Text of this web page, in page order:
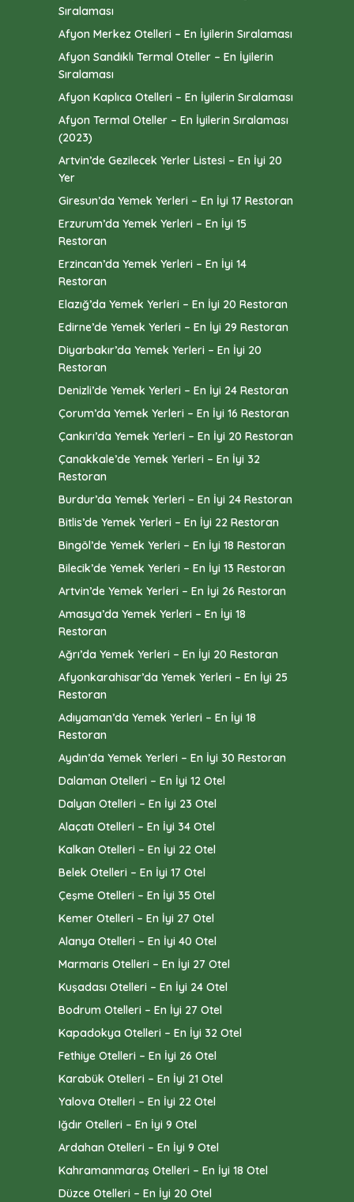
Sıralaması
Afyon Merkez Otelleri – En İyilerin Sıralaması
Afyon Sandıklı Termal Oteller – En İyilerin
Sıralaması
Afyon Kaplıca Otelleri – En İyilerin Sıralaması
Afyon Termal Oteller – En İyilerin Sıralaması
(2023)
Artvin’de Gezilecek Yerler Listesi – En İyi 20
Yer
Giresun’da Yemek Yerleri – En İyi 17 Restoran
Erzurum’da Yemek Yerleri – En İyi 15
Restoran
Erzincan’da Yemek Yerleri – En İyi 14
Restoran
Elazığ’da Yemek Yerleri – En İyi 20 Restoran
Edirne’de Yemek Yerleri – En İyi 29 Restoran
Diyarbakır’da Yemek Yerleri – En İyi 20
Restoran
Denizli’de Yemek Yerleri – En İyi 24 Restoran
Çorum’da Yemek Yerleri – En İyi 16 Restoran
Çankırı’da Yemek Yerleri – En İyi 20 Restoran
Çanakkale’de Yemek Yerleri – En İyi 32
Restoran
Burdur’da Yemek Yerleri – En İyi 24 Restoran
Bitlis’de Yemek Yerleri – En İyi 22 Restoran
Bingöl’de Yemek Yerleri – En İyi 18 Restoran
Bilecik’de Yemek Yerleri – En İyi 13 Restoran
Artvin’de Yemek Yerleri – En İyi 26 Restoran
Amasya’da Yemek Yerleri – En İyi 18
Restoran
Ağrı’da Yemek Yerleri – En İyi 20 Restoran
Afyonkarahisar’da Yemek Yerleri – En İyi 25
Restoran
Adıyaman’da Yemek Yerleri – En İyi 18
Restoran
Aydın’da Yemek Yerleri – En İyi 30 Restoran
Dalaman Otelleri – En İyi 12 Otel
Dalyan Otelleri – En İyi 23 Otel
Alaçatı Otelleri – En İyi 34 Otel
Kalkan Otelleri – En İyi 22 Otel
Belek Otelleri – En İyi 17 Otel
Çeşme Otelleri – En İyi 35 Otel
Kemer Otelleri – En İyi 27 Otel
Alanya Otelleri – En İyi 40 Otel
Marmaris Otelleri – En İyi 27 Otel
Kuşadası Otelleri – En İyi 24 Otel
Bodrum Otelleri – En İyi 27 Otel
Kapadokya Otelleri – En İyi 32 Otel
Fethiye Otelleri – En İyi 26 Otel
Karabük Otelleri – En İyi 21 Otel
Yalova Otelleri – En İyi 22 Otel
Iğdır Otelleri – En İyi 9 Otel
Ardahan Otelleri – En İyi 9 Otel
Kahramanmaraş Otelleri – En İyi 18 Otel
Düzce Otelleri – En İyi 20 Otel